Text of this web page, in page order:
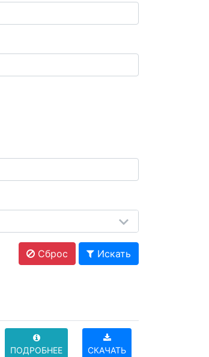
Сброс Искать
ПОДРОБНЕЕ СКАЧАТЬ